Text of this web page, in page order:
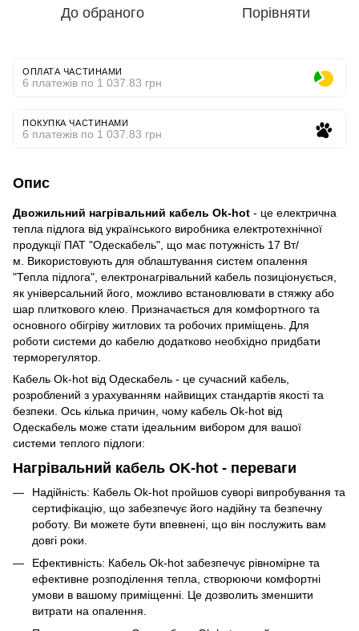
До обраного Порівняти
ОПЛАТА ЧАСТИНАМИ
6 платежів по 1 037.83 грн
ПОКУПКА ЧАСТИНАМИ
6 платежів по 1 037.83 грн
Опис
Двожильний нагрівальний кабель Ok-hot - це електрична
тепла підлога від українського виробника електротехнічної
продукції ПАТ "Одескабель", що має потужність 17 Вт/
м. Використовують для облаштування систем опалення
"Тепла підлога", електронагрівальний кабель позиціонується,
як універсальний його, можливо встановлювати в стяжку або
шар плиткового клею. Призначається для комфортного та
основного обігріву житлових та робочих приміщень. Для
роботи системи до кабелю додатково необхідно придбати
терморегулятор.
Кабель Ok-hot від Одескабель - це сучасний кабель,
розроблений з урахуванням найвищих стандартів якості та
безпеки. Ось кілька причин, чому кабель Ok-hot від
Одескабель може стати ідеальним вибором для вашої
системи теплого підлоги:
Нагрівальний кабель OK-hot - переваги
Надійність: Кабель Ok-hot пройшов суворі випробування та
сертифікацію, що забезпечує його надійну та безпечну
роботу. Ви можете бути впевнені, що він послужить вам
довгі роки.
Ефективність: Кабель Ok-hot забезпечує рівномірне та
ефективне розподілення тепла, створюючи комфортні
умови в вашому приміщенні. Це дозволить зменшити
витрати на опалення.